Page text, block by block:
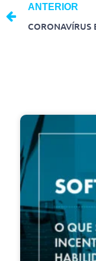
ANTERIOR